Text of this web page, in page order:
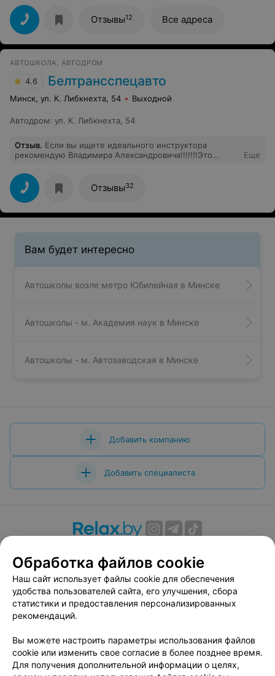
тормозить экстремально, не знала, что мой авто ведет
себя стабильно в экстренных ситуациях, неправильно
держала руки на руле и многое другое. В центре нет
лишних людей, все любят то, чем занимаются и с
огромным энтузиазмом делятся своим опытом с
невероятную работу! Обязательно приду на зимний
Отзывы12 Все адреса
АВТОШКОЛА, АВТОДРОМ
4.6 Белтрансспецавто
Минск, ул. К. Либкнехта, 54 Выходной
Автодром: ул. К. Либкнехта, 54
Отзыв. Если вы ищете идеального инструктора
рекомендую Владимира Александровича!!!!!!!Это
результат ,а не просто на "откатывание" часов.
Объясняет все простым языком ,поддерживает и
искренне переживает за результат каждого ученика.
Занятия проходили на ухоженном, новом авто Лада
Гранта. Права получила без проблем. Всем
Еще
Отзывы32
Вам будет интересно
Автошколы возле метро Юбилейная в Минске
Автошколы - м. Академия наук в Минске
Автошколы - м. Автозаводская в Минске
Добавить компанию
Добавить специалиста
Вакансии
Публичный договор
Способы оплаты
Публичный договор по использованию сервиса
«Афиша»
Пользовательское соглашение
Связаться по вопросам сотрудничества
Написать руководителю relax.by
Обработка файлов cookie
Наш сайт использует файлы cookie для обеспечения
удобства пользователей сайта, его улучшения, сбора
статистики и предоставления персонализированных
рекомендаций.
Вы можете настроить параметры использования файлов
cookie или изменить свое согласие в более позднее время.
Для получения дополнительной информации о целях,